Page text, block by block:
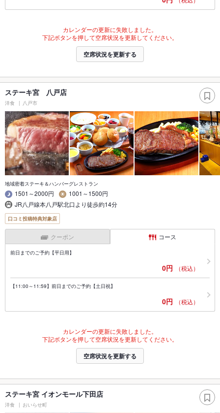
カレンダーの更新に失敗しました。
下記ボタンを押して空席状況を更新してください。
空席状況を更新する
ステーキ宮 八戸店
洋食 八戸市
地域密着ステーキ＆ハンバーグレストラン
1501～2000円
1001～1500円
JR八戸線本八戸駅北口より徒歩約14分
口コミ投稿特典対象店
クーポン コース
前日までのご予約【平日用】
0円 （税込）
【11:00～11:59】前日までのご予約【土日祝】
0円 （税込）
カレンダーの更新に失敗しました。
下記ボタンを押して空席状況を更新してください。
空席状況を更新する
ステーキ宮 イオンモール下田店
洋食 おいらせ町